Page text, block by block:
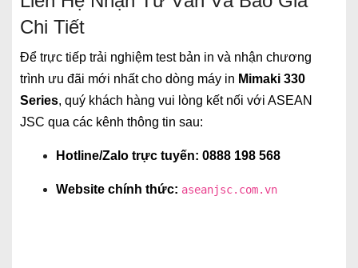
Chi Tiết
Để trực tiếp trải nghiệm test bản in và nhận chương
trình ưu đãi mới nhất cho dòng máy in Mimaki 330
Series, quý khách hàng vui lòng kết nối với ASEAN
JSC qua các kênh thông tin sau:
Hotline/Zalo trực tuyến: 0888 198 568
Website chính thức: aseanjsc.com.vn